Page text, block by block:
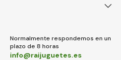
Normalmente respondemos en un
plazo de 8 horas
info@raijuguetes.es